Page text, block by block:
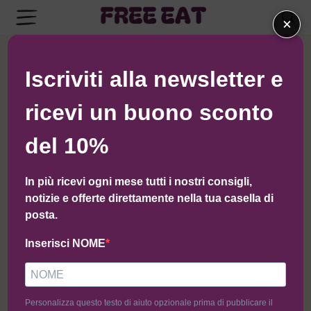
×
Iscriviti alla newsletter e
ricevi un buono sconto
del 10%
In più ricevi ogni mese tutti i nostri consigli,
notizie e offerte direttamente nella tua casella di
posta.
Inserisci NOME
Personalizza questo testo di aiuto opzionale prima di pubblicare il